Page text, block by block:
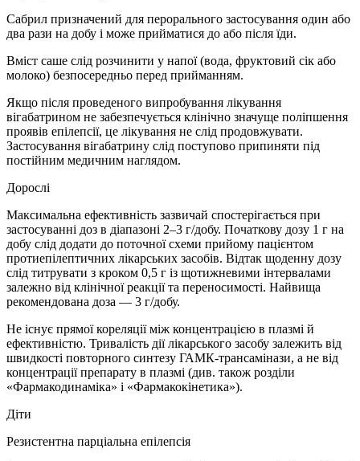
Сабрил призначений для перорального застосування один або
два рази на добу і може прийматися до або після їди.
Вміст саше слід розчинити у напої (вода, фруктовий сік або
молоко) безпосередньо перед прийманням.
Якщо після проведеного випробування лікування
вігабатрином не забезпечується клінічно значуще поліпшення
проявів епілепсії, це лікування не слід продовжувати.
Застосування вігабатрину слід поступово припиняти під
постійним медичним наглядом.
Дорослі
Максимальна ефективність зазвичай спостерігається при
застосуванні доз в діапазоні 2–3 г/добу. Початкову дозу 1 г на
добу слід додати до поточної схеми прийому пацієнтом
протиепілептичних лікарських засобів. Відтак щоденну дозу
слід титрувати з кроком 0,5 г із щотижневими інтервалами
залежно від клінічної реакції та переносимості. Найвища
рекомендована доза — 3 г/добу.
Не існує прямої кореляції між концентрацією в плазмі й
ефективністю. Тривалість дії лікарського засобу залежить від
швидкості повторного синтезу ГАМК-трансамінази, а не від
концентрації препарату в плазмі (див. також розділи
«Фармакодинаміка» і «Фармакокінетика»).
Діти
Резистентна парціальна епілепсія